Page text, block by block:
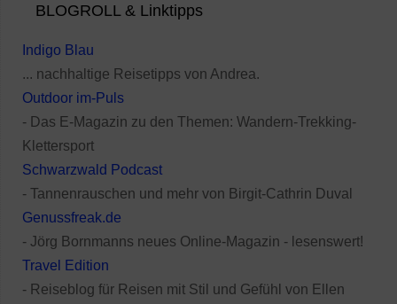
BLOGROLL & Linktipps
Indigo Blau
... nachhaltige Reisetipps von Andrea.
Outdoor im-Puls
- Das E-Magazin zu den Themen: Wandern-Trekking-
Klettersport
Schwarzwald Podcast
- Tannenrauschen und mehr von Birgit-Cathrin Duval
Genussfreak.de
- Jörg Bornmanns neues Online-Magazin - lesenswert!
Travel Edition
- Reiseblog für Reisen mit Stil und Gefühl von Ellen